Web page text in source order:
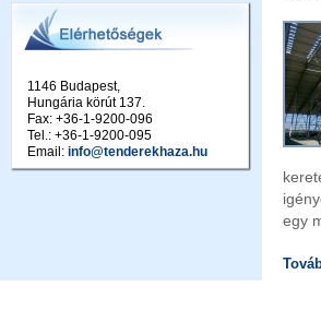
1146 Budapest,
Hungária körút 137.
Fax: +36-1-9200-096
Tel.: +36-1-9200-095
Email: info@tenderekhaza.hu
keret
egy